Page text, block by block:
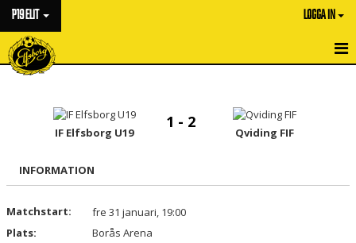
P19 ELIT LOGGA IN
HEM
MATCHER
TRUPPEN
IF Elfsborg U19
1 - 2
Qviding FIF
INFORMATION
Matchstart:
fre 31 januari, 19:00
Plats:
Borås Arena